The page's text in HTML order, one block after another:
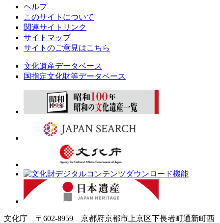
ヘルプ
このサイトについて
関連サイトリンク
サイトマップ
サイトのご意見はこちら
文化遺産データベース
国指定文化財等データベース
文化庁 〒602-8959 京都府京都市上京区下長者町通新町西